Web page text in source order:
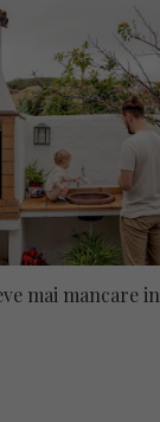
mai mancare in